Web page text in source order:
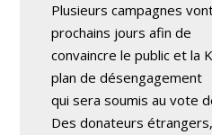
Plusieurs campagnes
prochains jours afin de
convaincre le public et la
plan de désengagement
qui sera soumis au vote
Des donateurs